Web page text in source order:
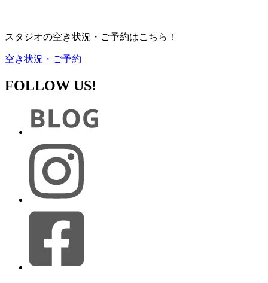
スタジオの空き状況・ご予約はこちら！
空き状況・ご予約
FOLLOW US!